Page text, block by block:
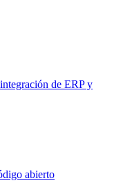
de ERP y
abierto